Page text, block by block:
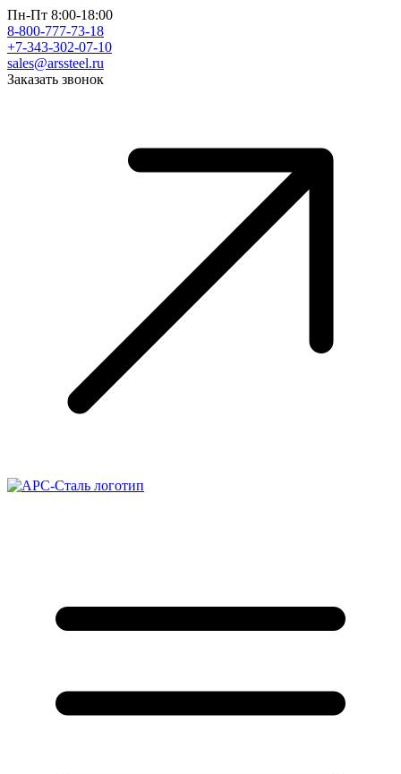
Пн-Пт 8:00-18:00
8-800-777-73-18
+7-343-302-07-10
sales@arssteel.ru
Заказать звонок